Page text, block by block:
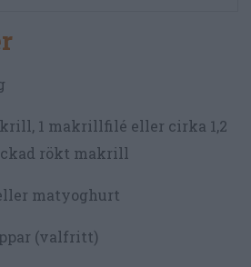
1 makrillfilé eller cirka 1,2
rökt makrill
matyoghurt
(valfritt)